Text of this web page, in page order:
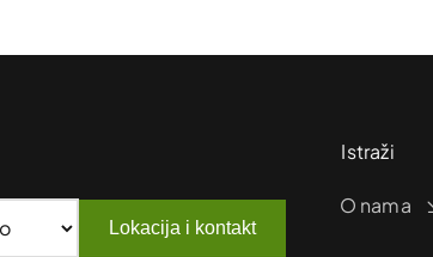
Lokacija i kontakt
Istraži
O nama